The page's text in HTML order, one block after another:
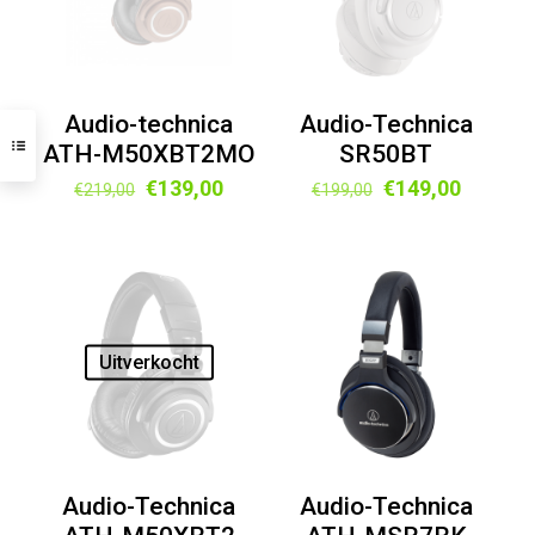
Audio-technica
ATH-M50XBT2MO
€219,00 Oorspronkelijke
€219,00.
€139,00Huidige
Audio-Technica
SR50BT
€199,00 Oorspronkelijke
€199,00.
€149,00Huidige
Uitverkocht
Audio-Technica
Audio-Technica